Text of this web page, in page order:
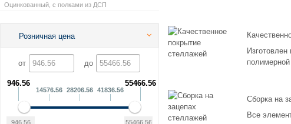
Оцинкованный, с полками из ДСП
Розничная цена
от до
946.56
14576.56 28206.56 41836.56
55466.56
полимерной
Сборка на
Все